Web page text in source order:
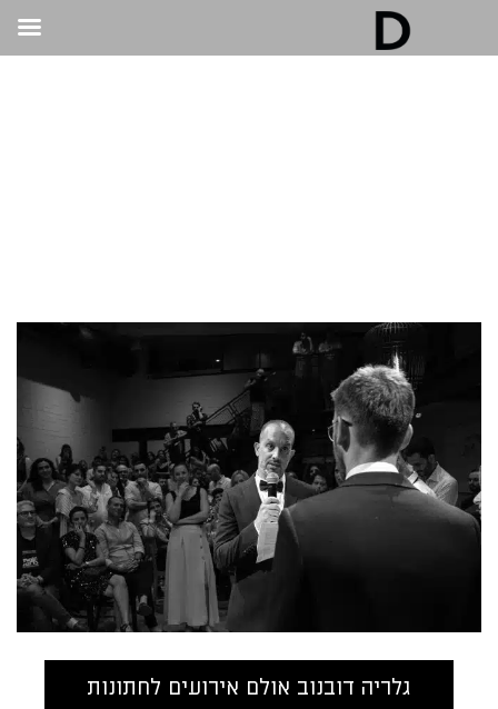
גלריה דובנוב אולם אירועים לחתונות